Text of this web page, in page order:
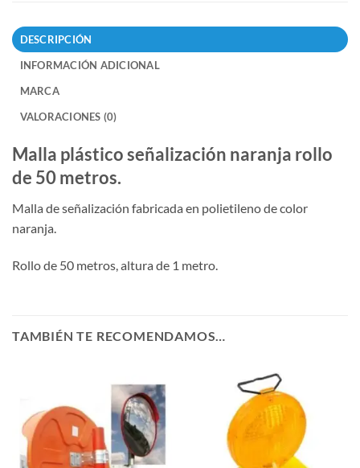
DESCRIPCIÓN
INFORMACIÓN ADICIONAL
MARCA
VALORACIONES (0)
Malla plástico señalización naranja rollo
de 50 metros.
Malla de señalización fabricada en polietileno de color
naranja.
Rollo de 50 metros, altura de 1 metro.
TAMBIÉN TE RECOMENDAMOS…